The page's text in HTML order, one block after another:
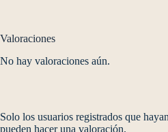
Valoraciones
No hay valoraciones aún.
Solo los usuarios registrados que
pueden hacer una valoración.